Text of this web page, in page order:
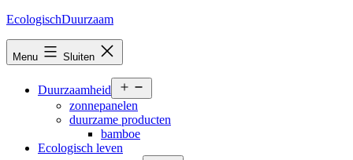
Ga
inhoud
EcologischDuurzaam
Menu Sluiten
Duurzaamheid
menu
zonnepanelen
duurzame producten
bamboe
Ecologisch leven